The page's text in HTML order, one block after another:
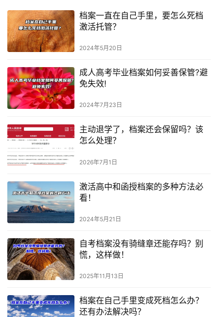
档案一直在自己手里，要怎么死档
激活托管？
2024年5月20日
成人高考毕业档案如何妥善保管?避
免失效!
2024年7月23日
主动退学了，档案还会保留吗？该
怎么处理？
2026年7月1日
激活高中和函授档案的多种方法必
看！
2024年5月21日
自考档案没有骑缝章还能存吗？别
慌，这样做！
2025年11月13日
档案在自己手里变成死档怎么办？
还有办法解决吗？